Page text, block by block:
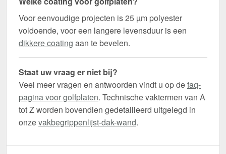
Voor eenvoudige projecten is 25 µm polyester
voldoende, voor een langere levensduur is een
dikkere coating aan te bevelen.
Staat uw vraag er niet bij?
Veel meer vragen en antwoorden vindt u op defaq-
pagina voor golfplaten. Technische vaktermen van A
tot Z worden bovendien gedetailleerd uitgelegd in
onzevakbegrippenlijst-dak-wand.